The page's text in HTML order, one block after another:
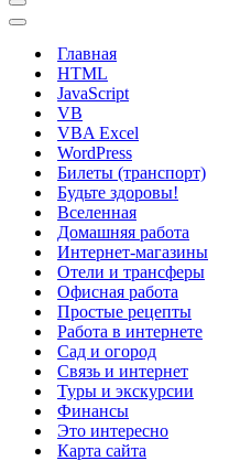
Меню
навигации
Меню
навигацииГлавная
HTML
JavaScript
VB
VBA Excel
WordPress
Билеты (транспорт)
Будьте здоровы!
Вселенная
Домашняя работа
Интернет-магазины
Отели и трансферы
Офисная работа
Простые рецепты
Работа в интернете
Сад и огород
Связь и интернет
Туры и экскурсии
Финансы
Это интересно
Карта сайта